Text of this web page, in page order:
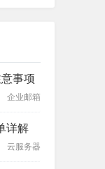
事项
企业邮箱
详解
云服务器